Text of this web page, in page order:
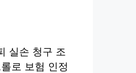
실손 청구 조
로 보험 인정